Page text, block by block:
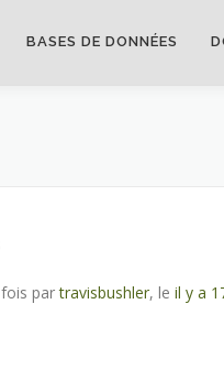
BASES DE DONNÉES
fois partravisbushler, le il y a